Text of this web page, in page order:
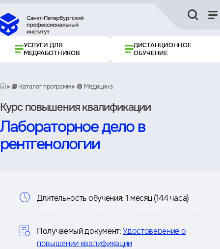
УСЛУГИ ДЛЯ
МЕДРАБОТНИКОВ
ДИСТАНЦИОННОЕ
ОБУЧЕНИЕ
📙 Каталог программ 🟢 Медицина
Курс повышения квалификации
Лабораторное дело в
рентгенологии
Информация
о
курсе
Длительность обучения: 1 месяц (144 часа)
Получаемый документ: Удостоверение о
повышении квалификации